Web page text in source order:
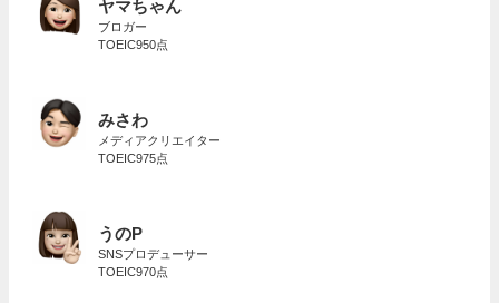
ヤマちゃん
ブロガー
TOEIC950点
みさわ
メディアクリエイター
TOEIC975点
うのP
SNSプロデューサー
TOEIC970点